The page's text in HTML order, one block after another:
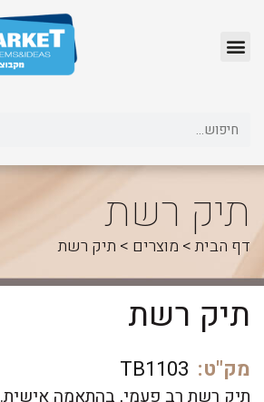
תיק רשת
דף הבית> מוצרים > תיק רשת
תיק רשת
מק"ט: TB1103
תיק רשת רב פעמי, בהתאמה אישית.